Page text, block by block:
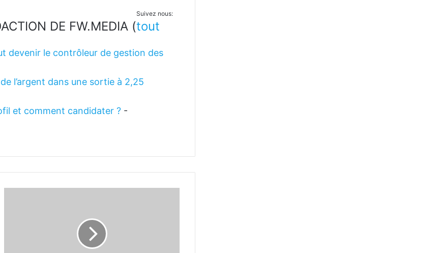
Suivez nous:
DE FW.MEDIA (tout
devenir le contrôleur de gestion des
l’argent dans une sortie à 2,25
et comment candidater ? -